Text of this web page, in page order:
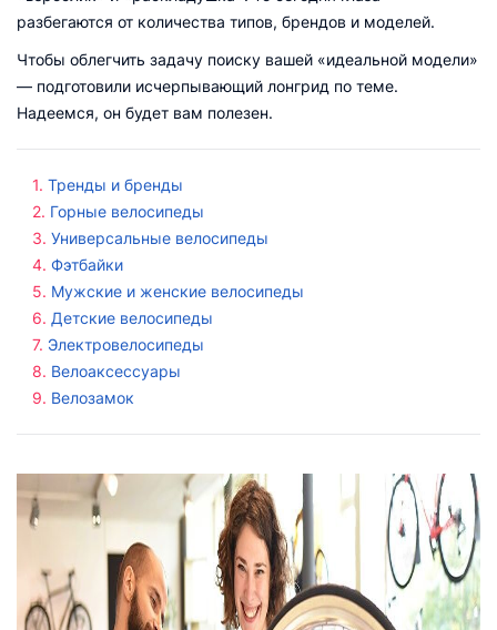
разбегаются от количества типов, брендов и моделей.
Чтобы облегчить задачу поиску вашей «идеальной модели»
— подготовили исчерпывающий лонгрид по теме.
Надеемся, он будет вам полезен.
Тренды и бренды
Горные велосипеды
Универсальные велосипеды
Фэтбайки
Мужские и женские велосипеды
Детские велосипеды
Электровелосипеды
Велоаксессуары
Велозамок